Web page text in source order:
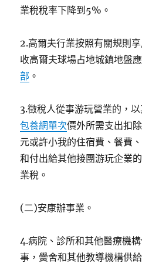
業稅稅率下降到5%。
2.高爾夫行業按照有關規則
收高爾夫球場占地城鎮地盤
部 。
3.徵稅人從事游玩營業的，
包養網單次價外所需支出扣
元或許小我的住宿費、餐費
和付出給其他接團游玩企業
業稅。
(二)安康辦事業。
4.病院、診所和其他醫療機
事，黌舍和其他教導機構供